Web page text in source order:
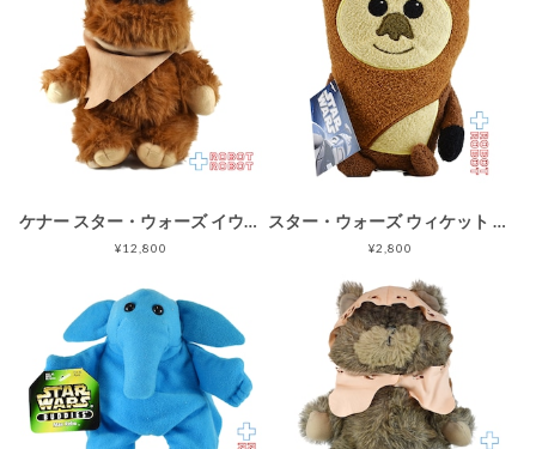
ケナー スター・ウォーズ イウォーク ウィケット ぬいぐるみ人形 1983
¥12,800
スター・ウォーズ ウィケット イウォーク デフォルメぬいぐるみ人形 コミックイメージ社 紙タグ付
¥2,800